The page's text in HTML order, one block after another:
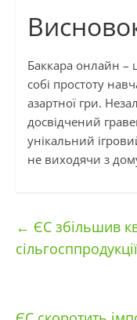
Баккара онлайн –
собі простоту
азартної гри.
досвідчений
унікальний
не виходячи з
← ЄС збільшив